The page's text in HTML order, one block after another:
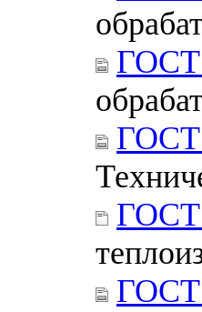
ГОСТ
ГОСТ
ГОСТ
ГОСТ